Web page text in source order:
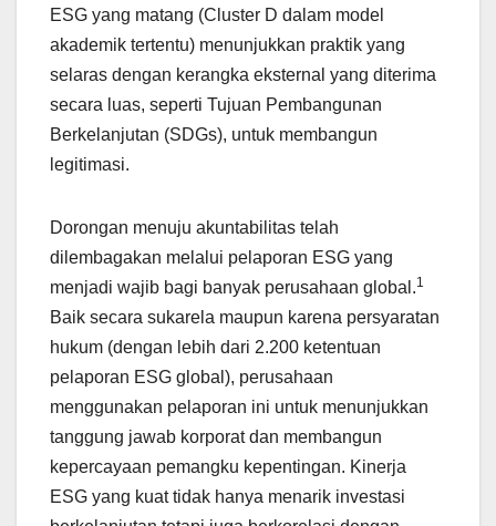
ESG yang matang (Cluster D dalam model
akademik tertentu) menunjukkan praktik yang
selaras dengan kerangka eksternal yang diterima
secara luas, seperti Tujuan Pembangunan
Berkelanjutan (SDGs), untuk membangun
legitimasi.
Dorongan menuju akuntabilitas telah
dilembagakan melalui pelaporan ESG yang
menjadi wajib bagi banyak perusahaan global.1
Baik secara sukarela maupun karena persyaratan
hukum (dengan lebih dari 2.200 ketentuan
pelaporan ESG global), perusahaan
menggunakan pelaporan ini untuk menunjukkan
tanggung jawab korporat dan membangun
kepercayaan pemangku kepentingan. Kinerja
ESG yang kuat tidak hanya menarik investasi